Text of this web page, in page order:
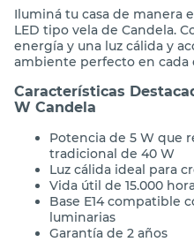
Iluminá tu casa de manera
LED tipo vela de Candela.
energía y una luz cálida y
ambiente perfecto en cada
Características
W Candela
Potencia de 5 W que
tradicional de 40 W
Luz cálida ideal para
Vida útil de 15.000
Base E14 compatible
luminarias
Garantía de 2 años